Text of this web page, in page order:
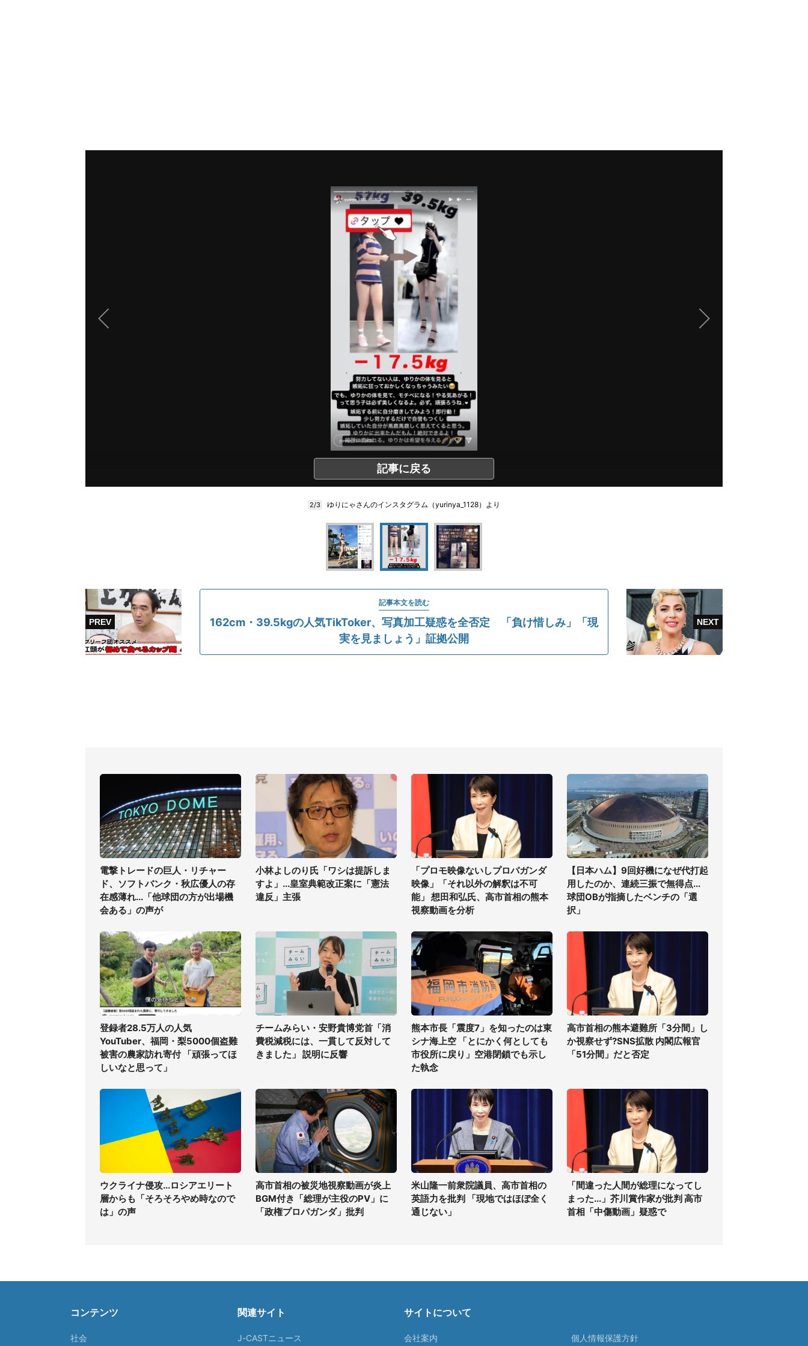
記事に戻る
2/3 ゆりにゃさんのインスタグラム（yurinya_1128）より
記事本文を読む
162cm・39.5kgの人気TikToker、写真加工疑惑を全否定 「負け惜しみ」「現
実を見ましょう」証拠公開
電撃トレードの巨人・リチャー
ド、ソフトバンク・秋広優人の存
在感薄れ...「他球団の方が出場機
会ある」の声が
小林よしのり氏「ワシは提訴しま
すよ」...皇室典範改正案に「憲法
違反」主張
「プロモ映像ないしプロパガンダ
映像」「それ以外の解釈は不可
能」 想田和弘氏、高市首相の熊本
視察動画を分析
【日本ハム】9回好機になぜ代打起
用したのか、連続三振で無得点...
球団OBが指摘したベンチの「選
択」
登録者28.5万人の人気
YouTuber、福岡・梨5000個盗難
被害の農家訪れ寄付 「頑張ってほ
しいなと思って」
チームみらい・安野貴博党首「消
費税減税には、一貫して反対して
きました」 説明に反響
熊本市長「震度7」を知ったのは東
シナ海上空 「とにかく何としても
市役所に戻り」空港閉鎖でも示し
た執念
高市首相の熊本避難所「3分間」し
か視察せず?SNS拡散 内閣広報官
「51分間」だと否定
ウクライナ侵攻...ロシアエリート
層からも「そろそろやめ時なので
は」の声
高市首相の被災地視察動画が炎上
BGM付き「総理が主役のPV」に
「政権プロパガンダ」批判
米山隆一前衆院議員、高市首相の
英語力を批判 「現地ではほぼ全く
通じない」
「間違った人間が総理になってし
まった...」芥川賞作家が批判 高市
首相「中傷動画」疑惑で
コンテンツ
社会
関連サイト
J-CASTニュース
サイトについて
会社案内 個人情報保護方針